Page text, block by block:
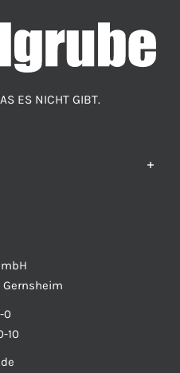
ES NICHT GIBT.
Gernsheim
0
10